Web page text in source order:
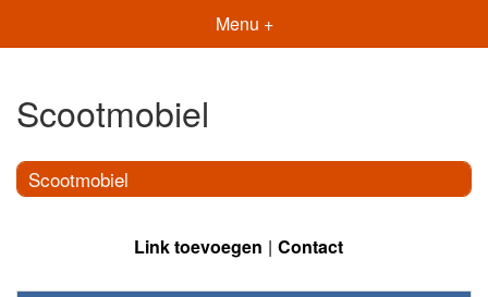
Menu +
Scootmobiel
Scootmobiel
Link toevoegen Contact